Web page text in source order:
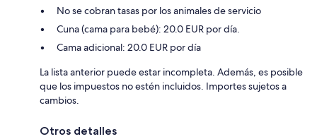
No se cobran tasas por los animales de servicio
Cuna (cama para bebé): 20.0 EUR por día.
Cama adicional: 20.0 EUR por día
La lista anterior puede estar incompleta. Además, es posible
que los impuestos no estén incluidos. Importes sujetos a
cambios.
Otros detalles